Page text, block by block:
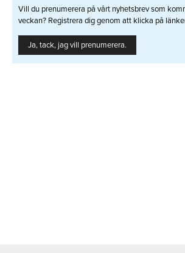
Vill du prenumerera på vårt nyhetsbrev som
veckan? Registrera dig genom att klicka på
Ja, tack, jag vill prenumerera.